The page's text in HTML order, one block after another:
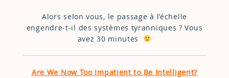
Alors selon vous, le passage à l’échelle
engendre-t-il des systèmes tyranniques ? Vous
avez 30 minutes
Are We Now Too Impatient to Be Intelligent?